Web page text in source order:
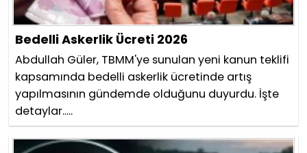
Bedelli Askerlik Ücreti 2026
Abdullah Güler, TBMM'ye sunulan yeni kanun teklifi
kapsamında bedelli askerlik ücretinde artış
yapılmasının gündemde olduğunu duyurdu. İşte
detaylar.....